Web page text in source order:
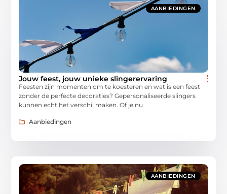
AANBIEDINGEN
Jouw feest, jouw unieke slingerervaring
Feesten zijn momenten om te koesteren en wat is een feest
zonder de perfecte decoraties? Gepersonaliseerde slingers
kunnen echt het verschil maken. Of je nu
Aanbiedingen
AANBIEDINGEN